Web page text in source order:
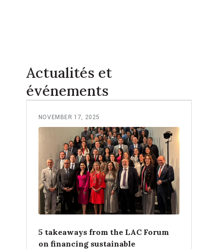
Actualités et
événements
NOVEMBER 17, 2025
5 takeaways from the LAC Forum
on financing sustainable